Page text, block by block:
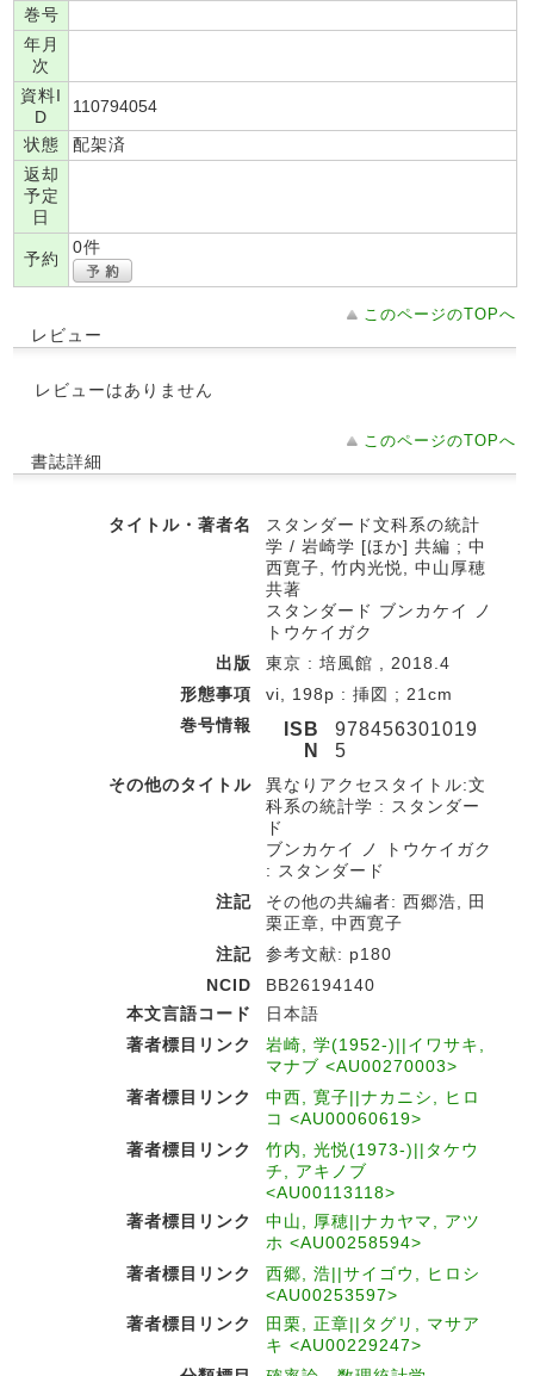
巻号
年月
次
資料I
D
110794054
状態
配架済
返却
予定
日
予約
0件
このページのTOPへ
レビュー
レビューはありません
このページのTOPへ
書誌詳細
タイトル・著者名
スタンダード文科系の統計
学 / 岩崎学 [ほか] 共編 ; 中
西寛子, 竹内光悦, 中山厚穂
共著
スタンダード ブンカケイ ノ
トウケイガク
出版
東京 : 培風館 , 2018.4
形態事項
vi, 198p : 挿図 ; 21cm
巻号情報
ISB
N
978456301019
5
その他のタイトル
異なりアクセスタイトル:文
科系の統計学 : スタンダー
ド
ブンカケイ ノ トウケイガク
: スタンダード
注記
その他の共編者: 西郷浩, 田
栗正章, 中西寛子
注記
参考文献: p180
NCID
BB26194140
本文言語コード
日本語
著者標目リンク
岩崎, 学(1952-)||イワサキ,
マナブ <AU00270003>
著者標目リンク
中西, 寛子||ナカニシ, ヒロ
コ <AU00060619>
著者標目リンク
竹内, 光悦(1973-)||タケウ
チ, アキノブ
<AU00113118>
著者標目リンク
中山, 厚穂||ナカヤマ, アツ
ホ <AU00258594>
著者標目リンク
西郷, 浩||サイゴウ, ヒロシ
<AU00253597>
著者標目リンク
田栗, 正章||タグリ, マサア
キ <AU00229247>